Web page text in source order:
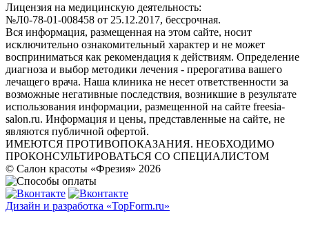
Лицензия на медицинскую деятельность:
№Л0-78-01-008458 от 25.12.2017, бессрочная.
Вся информация, размещенная на этом сайте, носит
исключительно ознакомительный характер и не может
восприниматься как рекомендация к действиям. Определение
диагноза и выбор методики лечения - прерогатива вашего
лечащего врача. Наша клиника не несет ответственности за
возможные негативные последствия, возникшие в результате
использования информации, размещенной на сайте freesia-
salon.ru. Информация и цены, представленные на сайте, не
являются публичной офертой.
ИМЕЮТСЯ ПРОТИВОПОКАЗАНИЯ. НЕОБХОДИМО
ПРОКОНСУЛЬТИРОВАТЬСЯ СО СПЕЦИАЛИСТОМ
© Салон красоты «Фрезия» 2026
Дизайн и разработка «TopForm.ru»